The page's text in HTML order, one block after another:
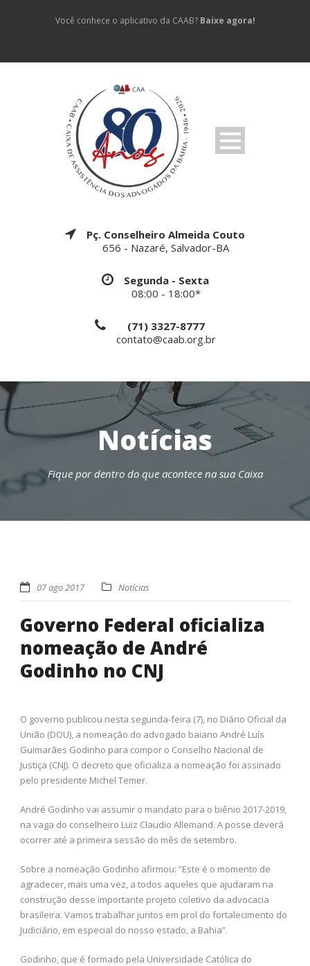
Você conhece o aplicativo da CAAB? Baixe agora!
Pç. Conselheiro Almeida Couto
656 - Nazaré, Salvador-BA
Segunda - Sexta
08:00 - 18:00*
(71) 3327-8777
contato@caab.org.br
Notícias
Fique por dentro do que acontece na sua Caixa
07 ago 2017 Notícias
Governo Federal oficializa
nomeação de André
Godinho no CNJ
O governo publicou nesta segunda-feira (7), no Diário Oficial da
União (DOU), a nomeação do advogado baiano André Luís
Guimarães Godinho para compor o Conselho Nacional de
Justiça (CNJ). O decreto que oficializa a nomeação foi assinado
pelo presidente Michel Temer.
André Godinho vai assumir o mandato para o biênio 2017-2019,
na vaga do conselheiro Luiz Claudio Allemand. A posse deverá
ocorrer até a primeira sessão do mês de setembro.
Sobre a nomeação Godinho afirmou: “Este é o momento de
agradecer, mais uma vez, a todos aqueles que ajudaram na
construção desse importante projeto coletivo da advocacia
brasileira. Vamos trabalhar juntos em prol do fortalecimento do
Judiciário, em especial do nosso estado, a Bahia”.
Godinho, que é formado pela Universidade Católica do